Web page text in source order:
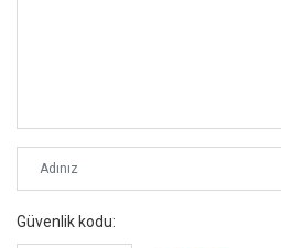
Güvenlik kodu: